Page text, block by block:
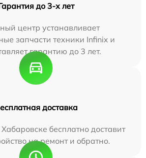
до 3-х лет
центр устанавливает
запчасти техники Infinix и
гарантию до 3 лет.
доставка
бесплатно доставит
на ремонт и обратно.